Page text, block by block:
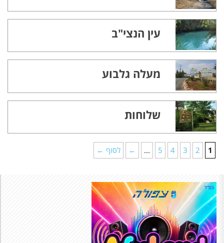
עין הנצי"ב
מעלה גלבוע
שלוחות
1
2
3
4
5
...
← לסוף ←